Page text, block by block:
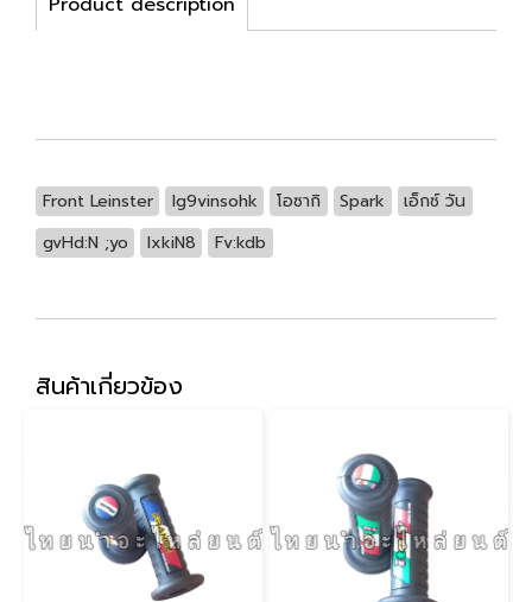
Front Leinster lg9vinsohk โอซากิ Spark
เอ็กซ์ วัน
gvHd:N ;yo
lxkiN8 Fv:kdb
สินค้าเกี่ยวข้อง